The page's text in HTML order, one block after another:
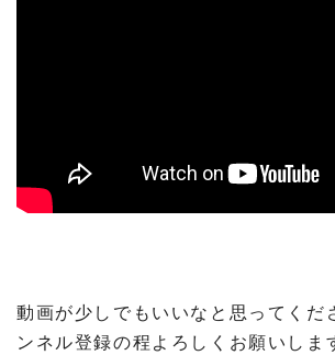
動画が少しでもいいなと思ってくだ
ンネル登録の程よろしくお願いしま